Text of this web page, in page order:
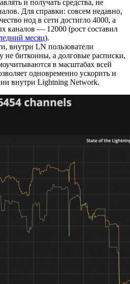
и получать средства, не
Для справки: совсем недавно,
нод в сети достигло 4000, а
каналов — 12000 (рост составил
месяц).
внутри LN пользователи
не биткоины, а долговые расписки,
в масштабах всей
одновременно ускорить и
внутри Lightning Network.